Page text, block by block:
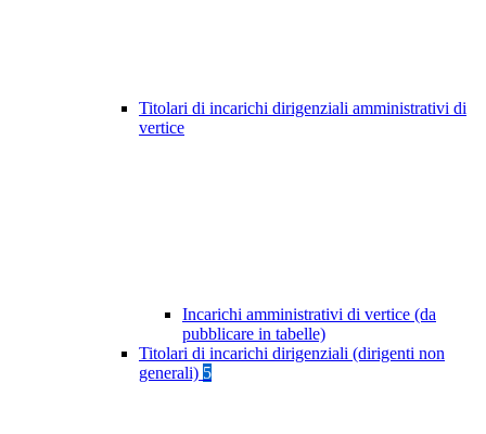
Titolari di incarichi dirigenziali amministrativi di
vertice
Incarichi amministrativi di vertice (da
pubblicare in tabelle)
Titolari di incarichi dirigenziali (dirigenti non
generali) 5